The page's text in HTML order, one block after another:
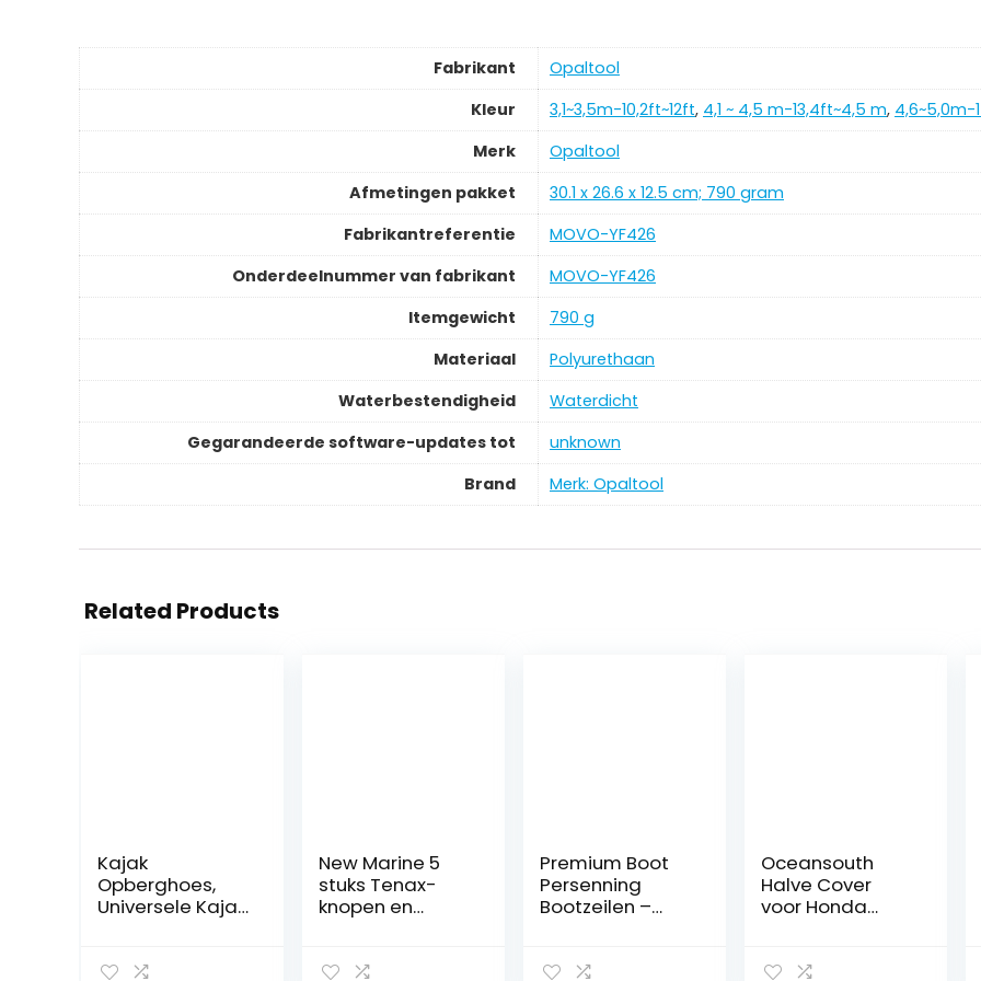
Fabrikant
‎Opaltool
Kleur
‎3,1~3,5m-10,2ft~12ft, 4,1 ~ 4,5 m-13,4ft~4,5 m, 4,6~5,0m-
Merk
‎Opaltool
Afmetingen pakket
‎30.1 x 26.6 x 12.5 cm; 790 gram
Fabrikantreferentie
‎MOVO-YF426
Onderdeelnummer van fabrikant
‎MOVO-YF426
Itemgewicht
‎790 g
Materiaal
‎Polyurethaan
Waterbestendigheid
‎Waterdicht
Gegarandeerde software-updates tot
‎unknown
Brand
Merk: Opaltool
Related Products
Kajak
Opberghoes,
Universele Kajak
420D Oxford
New Marine 5
stuks Tenax-
knopen en
Premium Boot
Persenning
Bootzeilen –
visboot & co
Oceansouth
Halve Cover
voor Honda
aan BF250 (2CYL